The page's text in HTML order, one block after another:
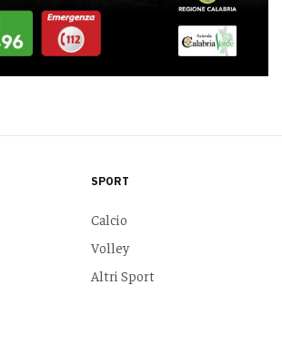
SPORT
Calcio
Volley
Altri Sport